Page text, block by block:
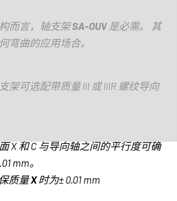
而言，轴支架SA-OUV 是必需。 其
弯曲的应用场合。
架可选配带质量III 或IIIR 螺纹导向
X和C与导向轴之间的平行度可确
mm。
质量X 时为± 0,01 mm